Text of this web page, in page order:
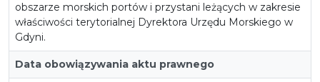
obszarze morskich portów i przystani leżących w zakresie
właściwości terytorialnej Dyrektora Urzędu Morskiego w
Gdyni.
Data obowiązywania aktu prawnego